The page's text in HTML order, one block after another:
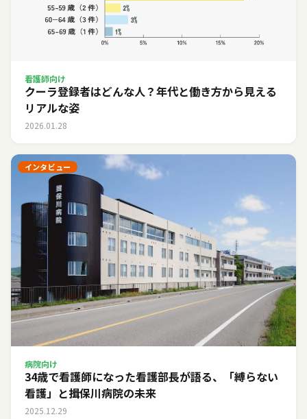
看護師向け
クーラ登録者はどんな人？年代と働き方から見える
リアルな姿
2026.01.28
インタビュー
病院向け
34歳で看護師になった看護部長が語る、「縛らない
看護」と揖保川病院の未来
2025.12.29